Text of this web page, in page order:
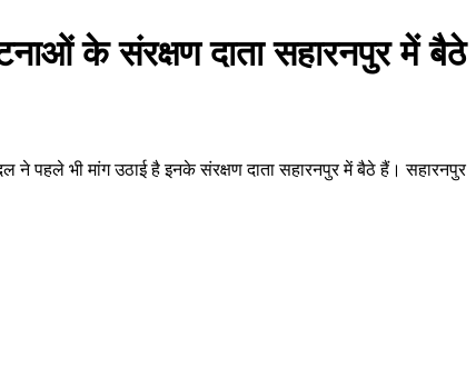
के संरक्षण दाता सहारनपुर में बैठे
पहले भी मांग उठाई है इनके संरक्षण दाता सहारनपुर में बैठे हैं। सहारनपुर